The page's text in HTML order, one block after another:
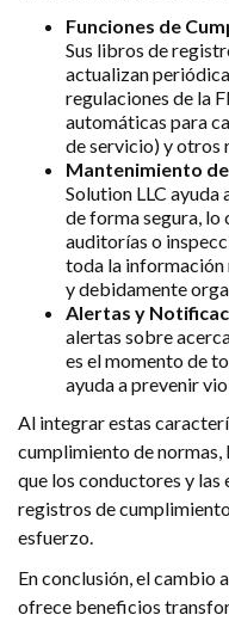
Funciones de
Sus libros de
actualizan
regulaciones de la
automáticas para
de servicio) y otros
Mantenimiento
Solution LLC
de forma segura, lo
auditorías o
toda la información
y debidamente
Alertas y
alertas sobre
es el momento de
ayuda a prevenir
Al integrar estas
cumplimiento de
que los conductores y las
registros de
esfuerzo.
En conclusión, el cambio
ofrece beneficios